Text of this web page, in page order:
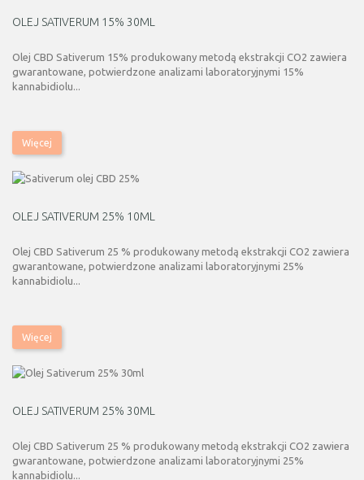
OLEJ SATIVERUM 15% 30ML
Olej CBD Sativerum 15% produkowany metodą ekstrakcji CO2 zawiera
gwarantowane, potwierdzone analizami laboratoryjnymi 15%
kannabidiolu...
Więcej
OLEJ SATIVERUM 25% 10ML
Olej CBD Sativerum 25 % produkowany metodą ekstrakcji CO2 zawiera
gwarantowane, potwierdzone analizami laboratoryjnymi 25%
kannabidiolu...
Więcej
OLEJ SATIVERUM 25% 30ML
Olej CBD Sativerum 25 % produkowany metodą ekstrakcji CO2 zawiera
gwarantowane, potwierdzone analizami laboratoryjnymi 25%
kannabidiolu...